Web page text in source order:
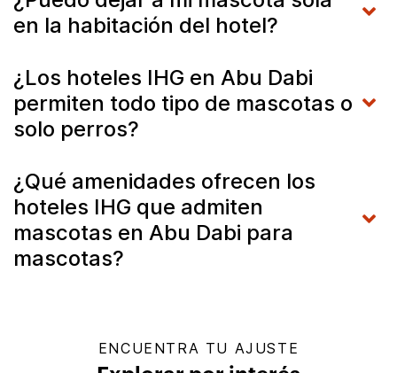
en la habitación del hotel?
¿Los hoteles IHG en Abu Dabi
permiten todo tipo de mascotas o
solo perros?
¿Qué amenidades ofrecen los
hoteles IHG que admiten
mascotas en Abu Dabi para
mascotas?
ENCUENTRA TU AJUSTE